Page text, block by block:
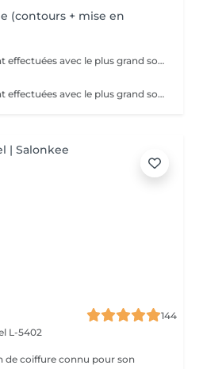
(contours + mise en
Toutes nos prestations sont effectuées avec le plus grand soin, accompagnées de serviettes chaudes et froides et des produits d'exception.
Toutes nos prestations sont effectuées avec le plus grand soin, accompagnées de serviettes chaudes et froides et des produits d'exception.
144
L-5402
de coiffure connu pour son